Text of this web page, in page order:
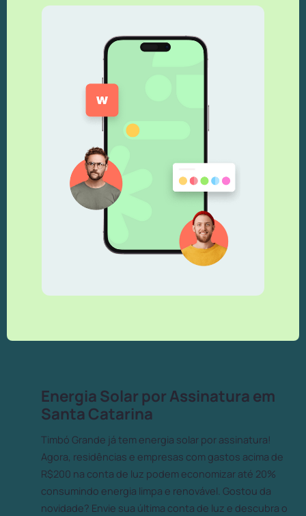
Energia Solar por Assinatura em
Santa Catarina
Timbó Grande já tem energia solar por assinatura!
Agora, residências e empresas com gastos acima de
R$200 na conta de luz podem economizar até 20%
consumindo energia limpa e renovável. Gostou da
novidade? Envie sua última conta de luz e descubra o